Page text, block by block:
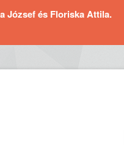
József és Floriska Attila.